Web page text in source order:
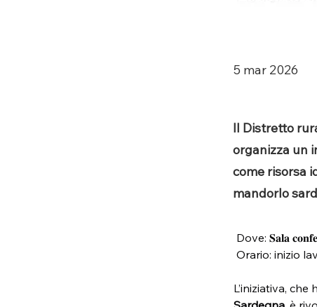
5 mar 2026
Il Distretto
organizza un
come risorsa
mandorlo
Dove: 𝐒𝐚𝐥𝐚
Orario: inizio
L’iniziativa, che